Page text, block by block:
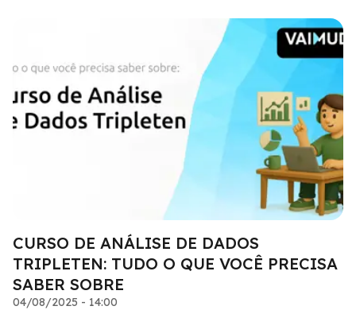
CURSO DE ANÁLISE DE DADOS
TRIPLETEN: TUDO O QUE VOCÊ PRECISA
SABER SOBRE
04/08/2025 - 14:00